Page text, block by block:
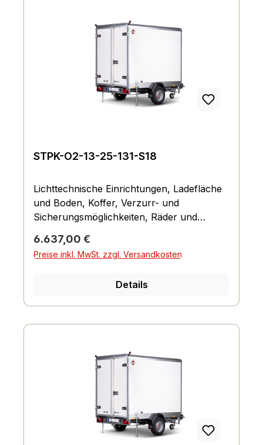
STPK-O2-13-25-131-S18
Lichttechnische Einrichtungen, Ladefläche
und Boden, Koffer, Verzurr- und
Sicherungsmöglichkeiten, Räder und
Regulärer Preis:
6.637,00 €
Preise inkl. MwSt. zzgl. Versandkosten
Details